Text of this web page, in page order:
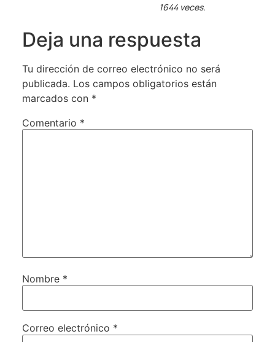
1644 veces.
Deja una respuesta
Tu dirección de correo electrónico no será
publicada. Los campos obligatorios están
marcados con *
Comentario *
Nombre *
Correo electrónico *